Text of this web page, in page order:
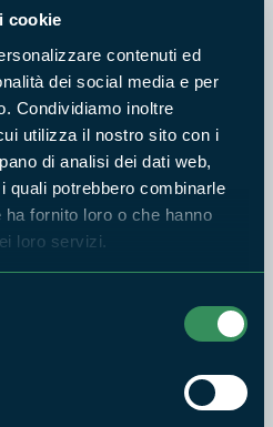
cookie
contenuti ed
dei social media e per
Condividiamo inoltre
utilizza il nostro sito con i
di analisi dei dati web,
quali potrebbero combinarle
fornito loro o che hanno
loro servizi.
La facciata è del 1932,
gli affreschi conservati
ai fratelli Zuccari. La chiesa
nel 1939) provenienti
poco fuori dell'abitato, che
ed alcune scene dell'infanzia
qui
TRADIZIONE E FOLKLORE
Sagra della Pecora